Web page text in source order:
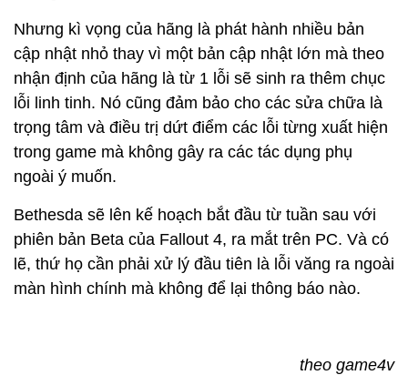
Nhưng kì vọng của hãng là phát hành nhiều bản
cập nhật nhỏ thay vì một bản cập nhật lớn mà theo
nhận định của hãng là từ 1 lỗi sẽ sinh ra thêm chục
lỗi linh tinh. Nó cũng đảm bảo cho các sửa chữa là
trọng tâm và điều trị dứt điểm các lỗi từng xuất hiện
trong game mà không gây ra các tác dụng phụ
ngoài ý muốn.
Bethesda sẽ lên kế hoạch bắt đầu từ tuần sau với
phiên bản Beta của Fallout 4, ra mắt trên PC. Và có
lẽ, thứ họ cần phải xử lý đầu tiên là lỗi văng ra ngoài
màn hình chính mà không để lại thông báo nào.
theo game4v